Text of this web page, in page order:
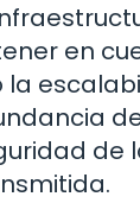
en
de